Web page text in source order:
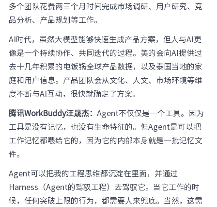
多个团队花费两三个月时间完成市场调研、用户研究、竞
品分析、产品规划等工作。
AI时代，虽然大模型能够快速生成产品方案，但人与AI更
像是一个持续协作、共同迭代的过程。美的会向AI提供过
去十几年积累的电饭锅全球产品数据，以及泰国当地的家
庭和用户信息。产品团队会从文化、人文、市场环境等维
度不断与AI互动，很快就确定了方案。
腾讯WorkBuddy汪晟杰： Agent不仅仅是一个工具。因为
工具是没有记忆，也没有生命特征的。但Agent是可以把
工作记忆都喂给它的，因为它的内部本身就是一批记忆文
件。
Agent可以把我的工程思维都沉淀在里面，并通过
Harness（Agent的驾驭工程）去驾驭它。当它工作的时
候，任何突破上限的行为，都需要人来兜底。当然，这需